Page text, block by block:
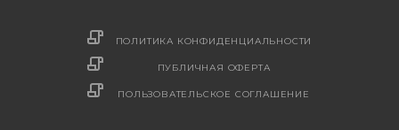
ПОЛИТИКА КОНФИДЕНЦИАЛЬНОСТИ
ПУБЛИЧНАЯ ОФЕРТА
ПОЛЬЗОВАТЕЛЬСКОЕ СОГЛАШЕНИЕ